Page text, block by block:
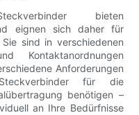
bieten
eignen sich daher für
sind in verschiedenen
Kontaktanordnungen
Anforderungen
für die
benötigen –
an Ihre Bedürfnisse